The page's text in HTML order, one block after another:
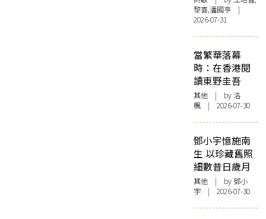
黎喜,潘國亨 |
2026-07-31
當繁華落幕
時：在香港閱
讀東野圭吾
其他 | by洛
楓 | 2026-07-30
鄧小宇憶施南
生 以珍藏舊照
細數昔日歲月
其他 | by 鄧小
宇 | 2026-07-30